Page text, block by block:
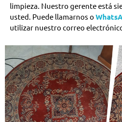
limpieza. Nuestro gerente está
usted. Puede llamarnos o
utilizar nuestro correo